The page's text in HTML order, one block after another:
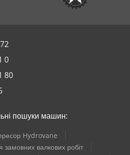
0
80
пошуки машин:
Hydrovane
замовних валкових робіт